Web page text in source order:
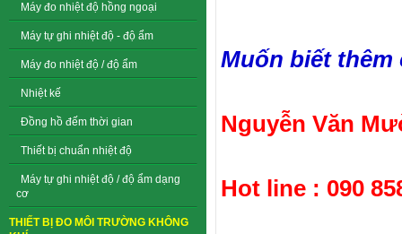
Máy đo nhiệt độ hồng ngoại
Máy tự ghi nhiệt độ - độ ẩm
Máy đo nhiệt độ / độ ẩm
Nhiệt kế
Đồng hồ đếm thời gian
Thiết bị chuẩn nhiệt độ
Máy tự ghi nhiệt độ / độ ẩm dạng
cơ
THIẾT BỊ ĐO MÔI TRƯỜNG KHÔNG
Muốn biết
Nguyễn Văn
Hot line : 090